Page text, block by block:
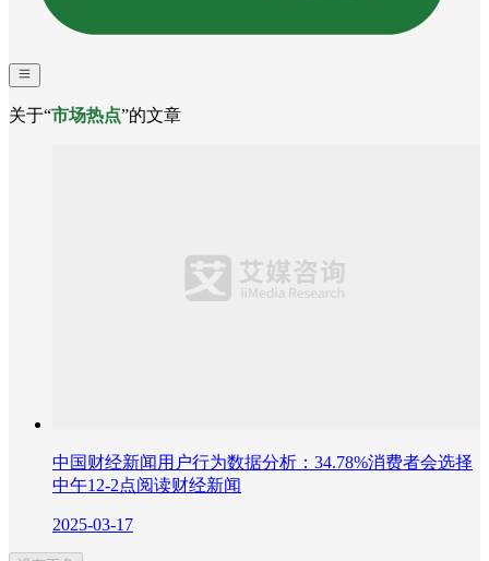
关于“市场热点”的文章
中国财经新闻用户行为数据分析：34.78%消费者会选择
中午12-2点阅读财经新闻
2025-03-17